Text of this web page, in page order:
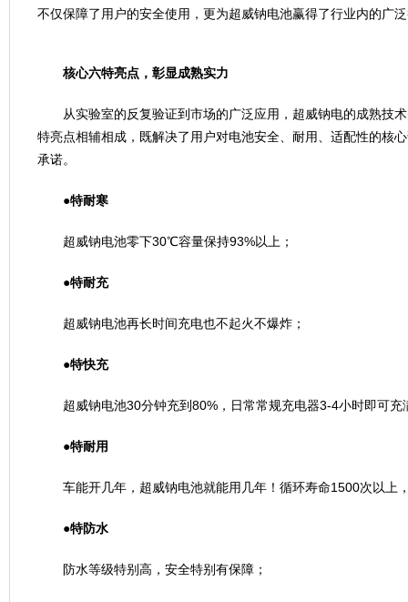
不仅保障了用户的安全使用，更为超威钠电池赢得了行业内的广
核心六特亮点，彰显成熟实力
从实验室的反复验证到市场的广泛应用，超威钠电的成熟技
特亮点相辅相成，既解决了用户对电池安全、耐用、适配性的核
承诺。
●特耐寒
超威钠电池零下30℃容量保持93%以上；
●特耐充
超威钠电池再长时间充电也不起火不爆炸；
●特快充
超威钠电池30分钟充到80%，日常常规充电器3-4小时即可充
●特耐用
车能开几年，超威钠电池就能用几年！循环寿命1500次以上
●特防水
防水等级特别高，安全特别有保障；